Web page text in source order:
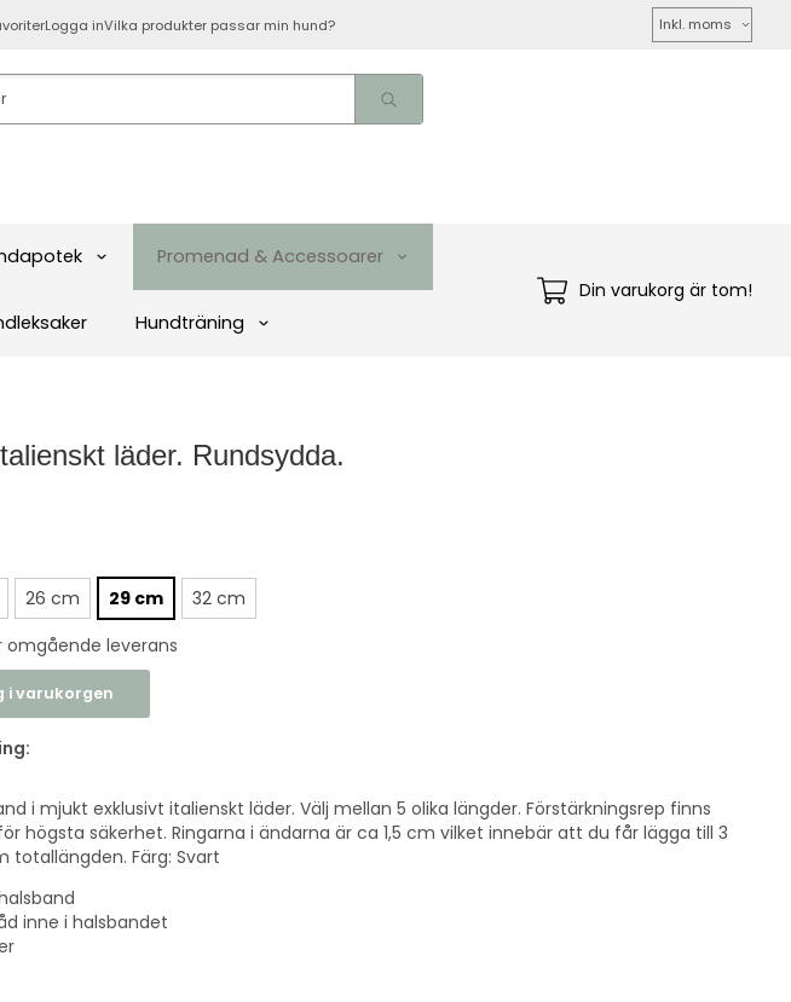
Logga inVilka produkter passar min hund?
Välj
moms
Promenad & Accessoarer
Hundträning
Din varukorg är tom!
läder. Rundsydda.
26 cm 29 cm
32 cm
omgående leverans
i varukorgen
i mjukt exklusivt italienskt läder. Välj mellan 5 olika längder. Förstärkningsrep finns
högsta säkerhet. Ringarna i ändarna är ca 1,5 cm vilket innebär att du får lägga till 3
Färg: Svart
inne i halsbandet